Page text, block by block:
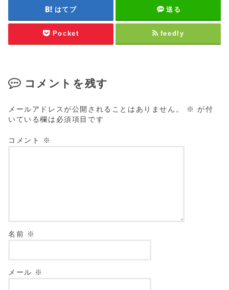
はてブ 送る
Pocket feedly
コメントを残す
メールアドレスが公開されることはありません。 ※ が付
いている欄は必須項目です
コメント ※
名前 ※
メール ※